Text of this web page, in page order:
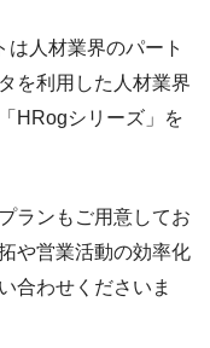
人材業界のパート
を利用した人材業界
HRogシリーズ」を
ランもご用意してお
や営業活動の効率化
合わせくださいま